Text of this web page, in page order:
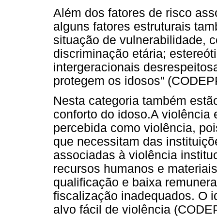
Além dos fatores de risco
alguns fatores estruturais
situação de vulnerabilidade,
discriminação etária;
intergeracionais
protegem os idosos”
Nesta categoria também
conforto do idoso.A violência
percebida como violência,
que necessitam das
associadas à violência
recursos humanos e
qualificação e baixa
fiscalização inadequados. O
alvo fácil de violência